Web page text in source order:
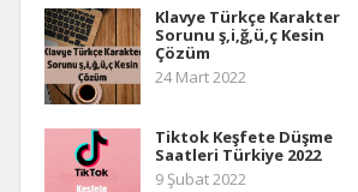
Klavye Türkçe Karakter
Sorunu ş,i,ğ,ü,ç Kesin
Çözüm
24 Mart 2022
Tiktok Keşfete Düşme
Saatleri Türkiye 2022
9 Şubat 2022